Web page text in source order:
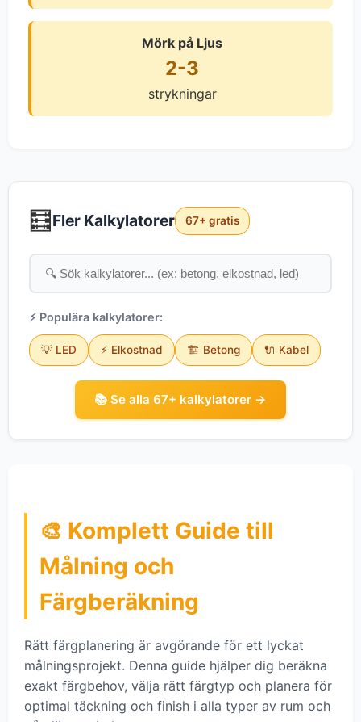
Mörk på Ljus
2-3
strykningar
🧮Fler Kalkylatorer 67+ gratis
⚡ Populära kalkylatorer:
💡 LED ⚡ Elkostnad 🏗️ Betong 🔌 Kabel
📚 Se alla 67+ kalkylatorer →
🎨 Komplett Guide till
Målning och
Färgberäkning
Rätt färgplanering är avgörande för ett lyckat
målningsprojekt. Denna guide hjälper dig beräkna
exakt färgbehov, välja rätt färgtyp och planera för
optimal täckning och finish i alla typer av rum och